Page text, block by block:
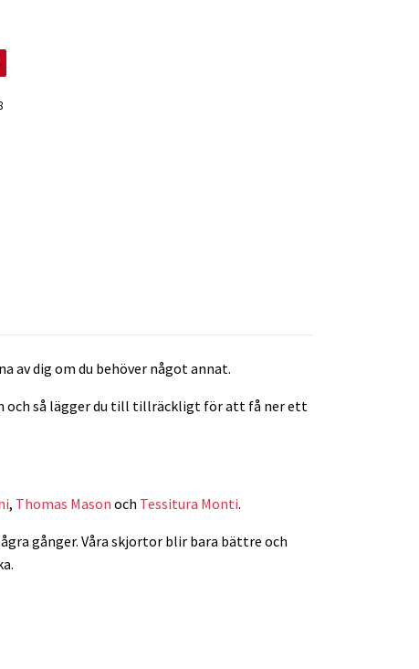
av dig om du behöver något annat.
och så lägger du till tillräckligt för att få ner ett
, Thomas Mason och Tessitura Monti.
gånger. Våra skjortor blir bara bättre och